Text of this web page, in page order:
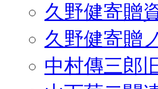
久野健寄贈
久野健寄贈
中村傳三郎